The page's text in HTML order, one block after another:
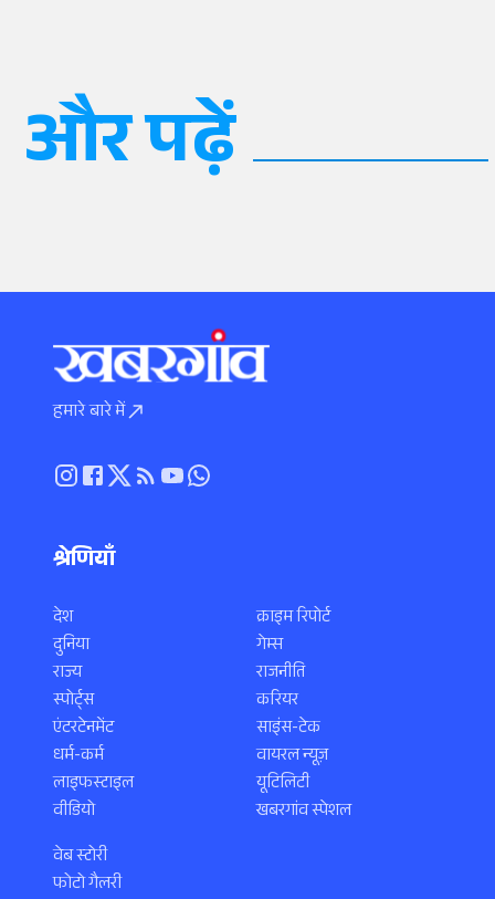
और पढ़ें
हमारे बारे में
श्रेणियाँ
देश
दुनिया
राज्य
स्पोर्ट्स
एंटरटेनमेंट
धर्म-कर्म
लाइफस्टाइल
वीडियो
क्राइम रिपोर्ट
गेम्स
राजनीति
करियर
साइंस-टेक
वायरल न्यूज़
यूटिलिटी
खबरगांव स्पेशल
वेब स्टोरी
फोटो गैलरी